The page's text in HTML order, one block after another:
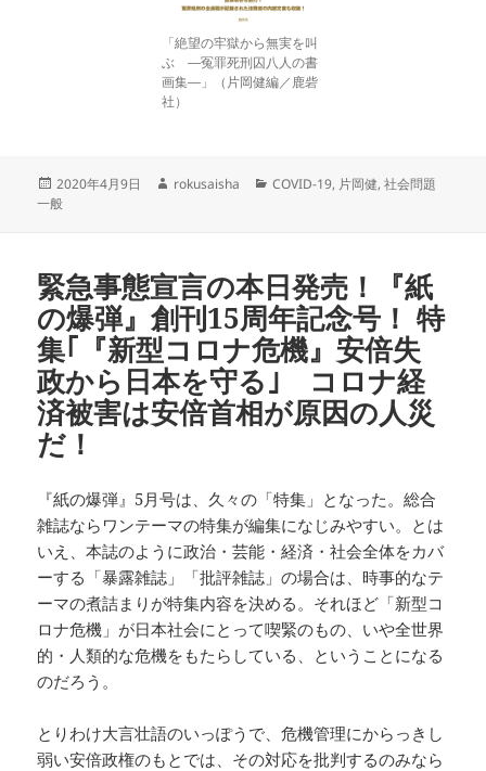
「絶望の牢獄から無実を叫
ぶ ―冤罪死刑囚八人の書
画集―」（片岡健編／鹿砦
社）
投
稿
2020年4月9日
作
rokusaisha
カ
COVID-19, 片岡健,社会問題
一般
緊急事態宣言の本日発売！『紙
の爆弾』創刊15周年記念号！ 特
集｢『新型コロナ危機』安倍失
政から日本を守る｣ コロナ経
済被害は安倍首相が原因の人災
だ！
『紙の爆弾』5月号は、久々の「特集」となった。総合
雑誌ならワンテーマの特集が編集になじみやすい。とは
いえ、本誌のように政治・芸能・経済・社会全体をカバ
ーする「暴露雑誌」「批評雑誌」の場合は、時事的なテ
ーマの煮詰まりが特集内容を決める。それほど「新型コ
ロナ危機」が日本社会にとって喫緊のもの、いや全世界
的・人類的な危機をもたらしている、ということになる
のだろう。
とりわけ大言壮語のいっぽうで、危機管理にからっきし
弱い安倍政権のもとでは、その対応を批判するのみなら